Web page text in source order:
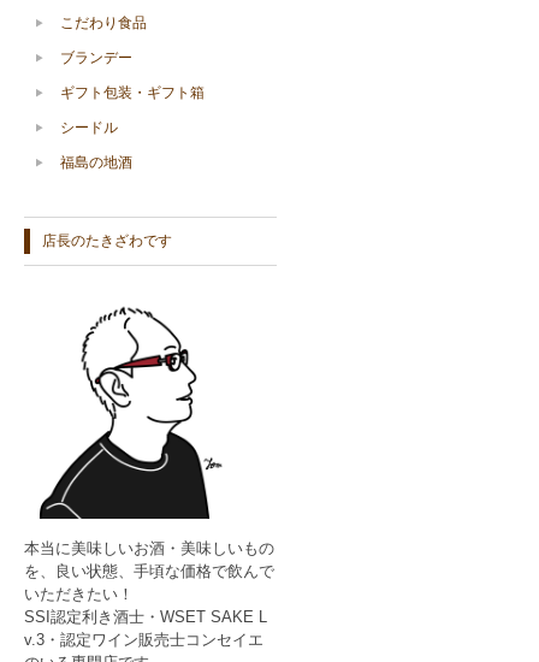
こだわり食品
ブランデー
ギフト包装・ギフト箱
シードル
福島の地酒
店長のたきざわです
本当に美味しいお酒・美味しいもの
を、良い状態、手頃な価格で飲んで
いただきたい！
SSI認定利き酒士・WSET SAKE L
v.3・認定ワイン販売士コンセイエ